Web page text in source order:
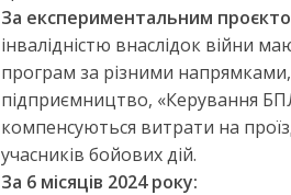
За експериментальним
інвалідністю внаслідок війни
програм за різними
підприємництво, «Керування
компенсуються витрати на
учасників бойових дій.
За 6 місяців 2024 року: